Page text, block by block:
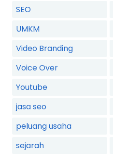
SEO
UMKM
Video Branding
Voice Over
Youtube
jasa seo
peluang usaha
sejarah